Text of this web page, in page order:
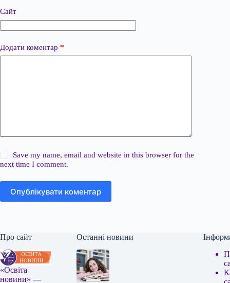
Сайт
Додати коментар *
Save my name, email and website in this browser for the
next time I comment.
Опублікувати коментар
Про сайт
«Освіта
новини» —
Останні новини